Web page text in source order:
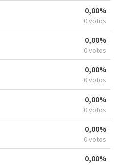
0,00%
0 votos
0,00%
0 votos
0,00%
0 votos
0,00%
0 votos
0,00%
0 votos
0,00%